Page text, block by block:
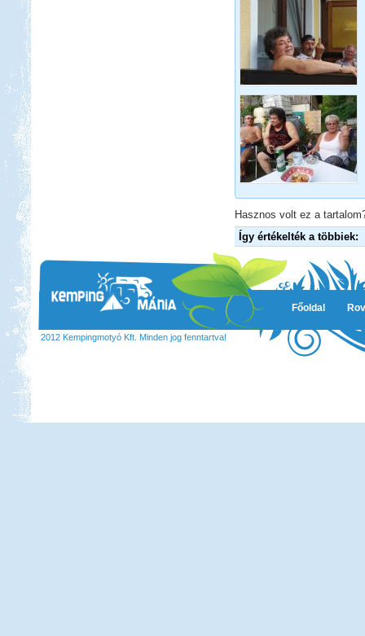
Hasznos volt ez a
Így értékelték a többiek:
Főoldal
2012 Kempingmotyó Kft. Minden jog fenntartva!